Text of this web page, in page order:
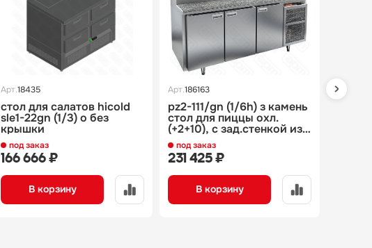
Арт.18435
стол для салатов hicold
sle1-22gn (1/3) о без
крышки
под заказ
166 666 ₽
В корзину
Арт.186163
pz2-111/gn (1/6h) з камень
стол для пиццы охл.
(+2+10), с зад.стенкой из
нерж., 3 двери,
1835х700х850
под заказ
231 425 ₽
В корзину
Арт.